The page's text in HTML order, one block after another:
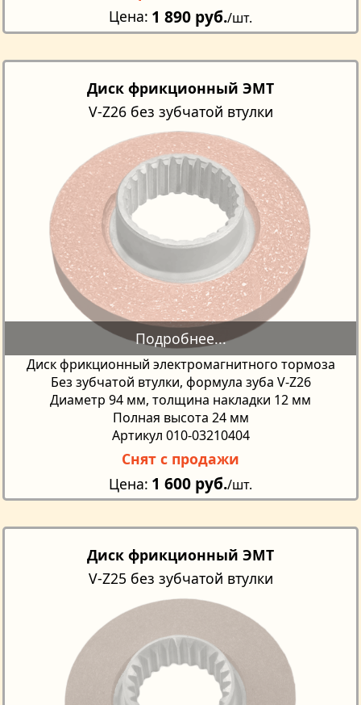
Цена 1 890 руб./шт.
Диск фрикционный ЭМТ
V-Z26 без зубчатой втулки
Диск фрикционный электромагнитного тормоза
Без зубчатой втулки, формула зуба V-Z26
Диаметр 94 мм, толщина накладки 12 мм
Полная высота 24 мм
Артикул 010-03210404
Снят с продажи
Цена 1 600 руб./шт.
Диск фрикционный ЭМТ
V-Z25 без зубчатой втулки